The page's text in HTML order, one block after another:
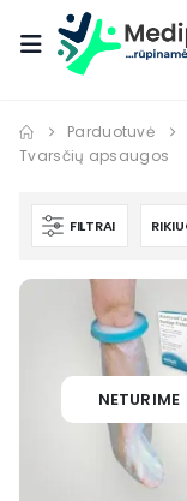
Parduotuvė
Tvarsčių apsaugos
FILTRAI
NETURIME